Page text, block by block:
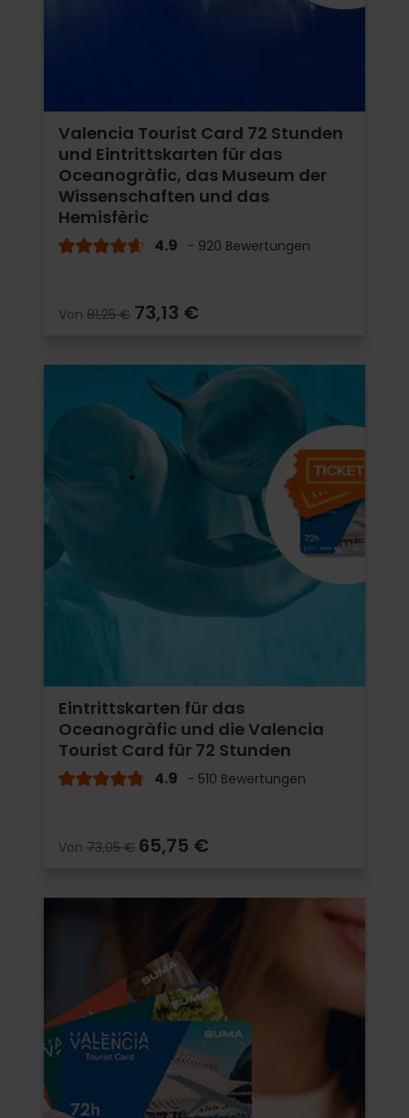
Valencia Tourist Card 72 Stunden
und Eintrittskarten für das
Oceanogràfic, das Museum der
Wissenschaften und das
Hemisfèric
4.9 - 920 Bewertungen
Von 81,25 € 73,13 €
Eintrittskarten für das
Oceanogràfic und die Valencia
Tourist Card für 72 Stunden
4.9 - 510 Bewertungen
Von 73,05 € 65,75 €